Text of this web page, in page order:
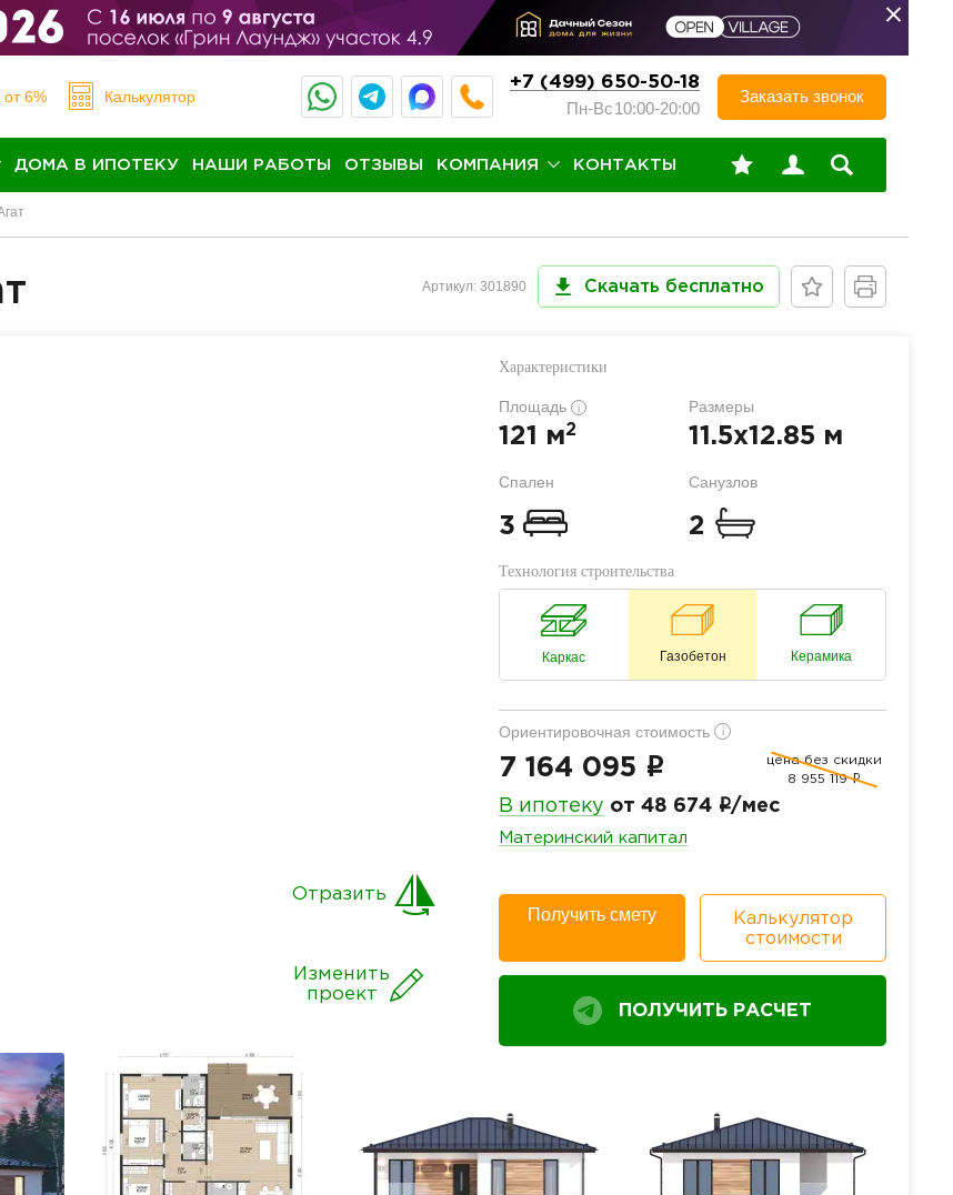
от 6% Калькулятор
+7 (499) 650-50-18
Пн-Вс10:00-20:00
Заказать звонок
ДОМА В ИПОТЕКУ НАШИ РАБОТЫ ОТЗЫВЫ КОМПАНИЯ КОНТАКТЫ
Артикул: 301890 Скачать бесплатно
Изменить
проект
Отразить
Характеристики
Площадь i
121 м2
Размеры
11.5x12.85 м
Спален
3
Санузлов
2
Технология строительства
Каркас Газобетон Керамика
Ориентировочная стоимость i
7 164 095 i
цена без скидки
8 955 119 i
В ипотеку от 48 674 i/мес
Материнский капитал
Получить смету
Калькулятор
стоимости
ПОЛУЧИТЬ РАСЧЕТ